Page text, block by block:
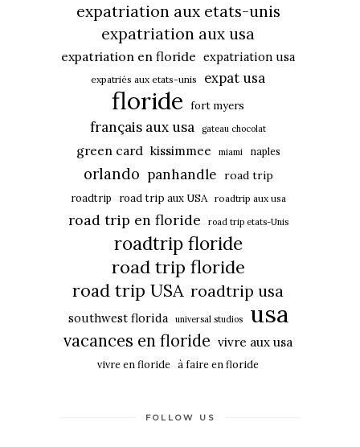
expatriation aux etats-unis
expatriation aux usa
expatriation en floride expatriation usa
expatriés aux etats-unis expat usa
floride fort myers
français aux usa gateau chocolat
green card kissimmee miami naples
orlando panhandle road trip
roadtrip road trip aux USA roadtrip aux usa
road trip en floride road trip etats-Unis
roadtrip floride
road trip floride
road trip USA roadtrip usa
southwest florida universal studios usa
vacances en floride vivre aux usa
vivre en floride à faire en floride
FOLLOW US